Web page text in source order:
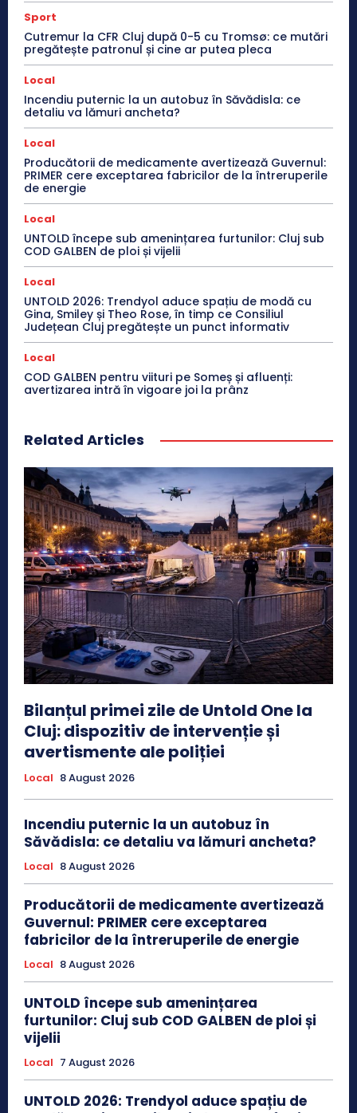
Sport
Cutremur la CFR Cluj după 0-5 cu Tromsø: ce mutări
pregătește patronul și cine ar putea pleca
Local
Incendiu puternic la un autobuz în Săvădisla: ce
detaliu va lămuri ancheta?
Local
Producătorii de medicamente avertizează Guvernul:
PRIMER cere exceptarea fabricilor de la întreruperile
de energie
Local
UNTOLD începe sub amenințarea furtunilor: Cluj sub
COD GALBEN de ploi și vijelii
Local
UNTOLD 2026: Trendyol aduce spațiu de modă cu
Gina, Smiley și Theo Rose, în timp ce Consiliul
Județean Cluj pregătește un punct informativ
Local
COD GALBEN pentru viituri pe Someș și afluenți:
avertizarea intră în vigoare joi la prânz
Related Articles
Bilanțul primei zile de Untold One la
Cluj: dispozitiv de intervenție și
avertismente ale poliției
Local 8 August 2026
Incendiu puternic la un autobuz în
Săvădisla: ce detaliu va lămuri ancheta?
Local 8 August 2026
Producătorii de medicamente avertizează
Guvernul: PRIMER cere exceptarea
fabricilor de la întreruperile de energie
Local 8 August 2026
UNTOLD începe sub amenințarea
furtunilor: Cluj sub COD GALBEN de ploi și
vijelii
Local 7 August 2026
UNTOLD 2026: Trendyol aduce spațiu de